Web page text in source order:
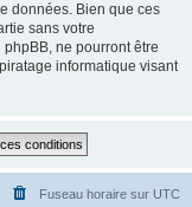
données. Bien que ces
sans votre
ne pourront être
informatique visant
Fuseau horaire sur UTC